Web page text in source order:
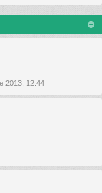
2013, 12:44